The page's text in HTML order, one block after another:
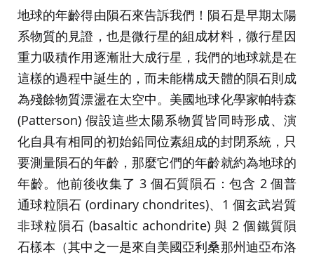
地球的年齡得由隕石來告訴我們！隕石是早期太陽
系物質的見證，也是微行星的組成材料，微行星因
重力吸積作用逐漸壯大成行星，我們的地球就是在
這樣的過程中誕生的，而未能構成天體的隕石則成
為殘餘物質漂盪在太空中。美國地球化學家帕特森
(Patterson) 假設這些太陽系物質皆同時形成、演
化自具有相同的初始鉛同位素組成的封閉系統，只
要測量隕石的年齡，那麼它們的年齡就約為地球的
年齡。他前後收集了 3 個石質隕石：包含 2 個普
通球粒隕石 (ordinary chondrites)、1 個玄武岩質
非球粒隕石 (basaltic achondrite) 與 2 個鐵質隕
石樣本（其中之一是來自美國亞利桑那州迪亞布洛